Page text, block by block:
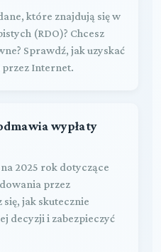
które znajdują się w
(RDO)? Chcesz
Sprawdź, jak uzyskać
przez Internet.
wypłaty
2025 rok dotyczące
przez
jak skutecznie
decyzji i zabezpieczyć